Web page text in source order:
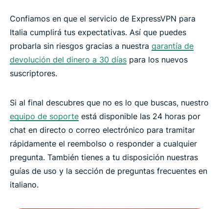
Confiamos en que el servicio de ExpressVPN para
Italia cumplirá tus expectativas. Así que puedes
probarla sin riesgos gracias a nuestra garantía de
devolución del dinero a 30 días para los nuevos
suscriptores.
Si al final descubres que no es lo que buscas, nuestro
equipo de soporte está disponible las 24 horas por
chat en directo o correo electrónico para tramitar
rápidamente el reembolso o responder a cualquier
pregunta. También tienes a tu disposición nuestras
guías de uso y la sección de preguntas frecuentes en
italiano.